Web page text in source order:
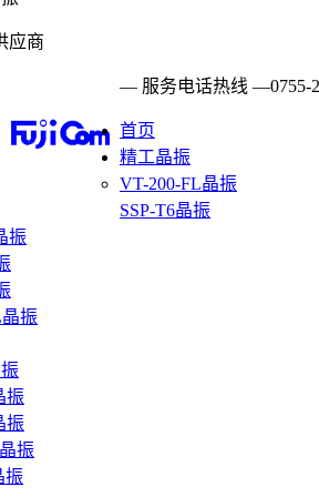
应商
— 服务电话热线 —0755-
首页
精工晶振
VT-200-FL晶振
SSP-T6晶振
振
晶振
振
振
振
振